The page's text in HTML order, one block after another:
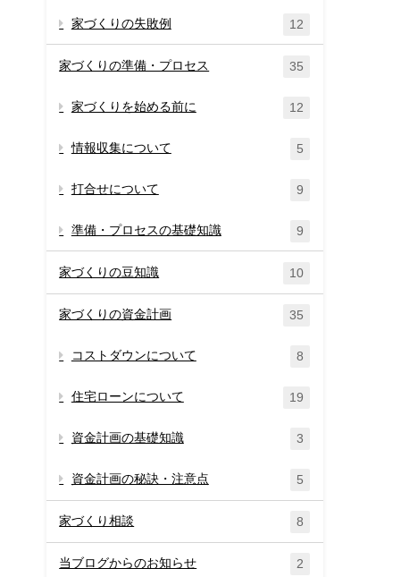
家づくりの失敗例 12
家づくりの準備・プロセス 35
家づくりを始める前に 12
情報収集について 5
打合せについて 9
準備・プロセスの基礎知識 9
家づくりの豆知識 10
家づくりの資金計画 35
コストダウンについて 8
住宅ローンについて 19
資金計画の基礎知識 3
資金計画の秘訣・注意点 5
家づくり相談 8
当ブログからのお知らせ 2